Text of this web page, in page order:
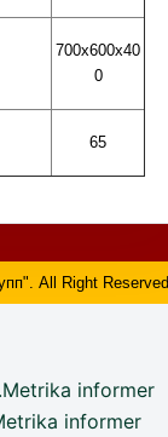
700х600х40
0
65
All Right
informer
informer